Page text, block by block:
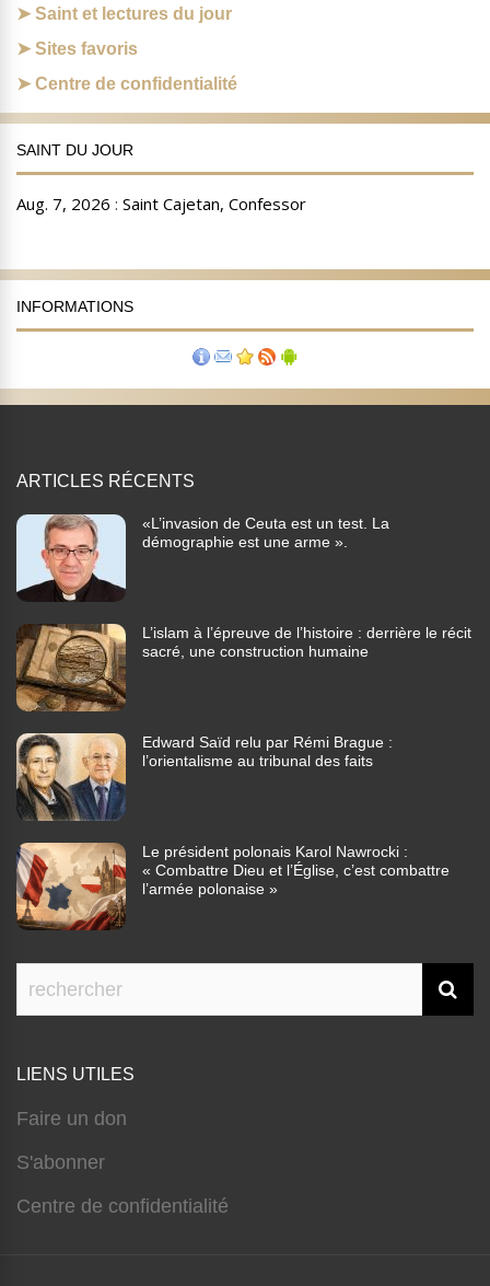
Saint et lectures du jour
Sites favoris
Centre de confidentialité
SAINT DU JOUR
INFORMATIONS
ARTICLES RÉCENTS
«L’invasion de Ceuta est un test. La
démographie est une arme ».
L’islam à l’épreuve de l’histoire : derrière le récit
sacré, une construction humaine
Edward Saïd relu par Rémi Brague :
l’orientalisme au tribunal des faits
Le président polonais Karol Nawrocki :
« Combattre Dieu et l’Église, c’est combattre
l’armée polonaise »
LIENS UTILES
Faire un don
S'abonner
Centre de confidentialité